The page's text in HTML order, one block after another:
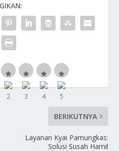
BERIKUTNYA
Layanan Kyai Pamungkas:
Solusi Susah Hamil